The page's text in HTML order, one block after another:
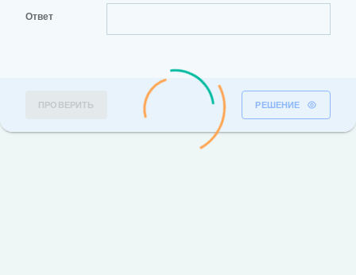
Ответ
ПРОВЕРИТЬ РЕШЕНИЕ